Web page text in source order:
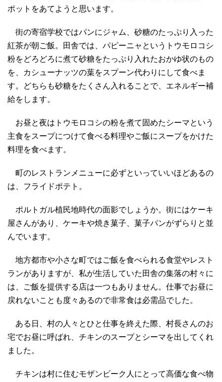
ポットをあてようと思います。
街の寄宿学校ではパンにジャム、砂糖のたっぷり入った
紅茶が朝ご飯。田舎では、パピーニャというトウモロコシ
粉をどろどろに煮て砂糖をたっぷり入れたおかゆ状のもの
を、カシューナッツの葉をスプーン代わりにして食べま
す。どちらも砂糖をたくさん入れることで、エネルギー補
給をします。
お昼と夜はトウモロコシの粉を煮て固めたシーマという
主食をスープにつけて食べる料理やご飯にスープをかけた
料理を食べます。
町のレストランメニューに必ずといっていいほどあるの
は、フライドポテト。
ポルトガル植民地時代の面影でしょうか。街にはケーキ
屋さんがあり、ケーキや焼き菓子、菓子パンがずらりと並
んでいます。
地方都市や小さな町ではご飯を食べられる食堂やレスト
ランがありますが、私が生活していた田舎の集落の村々に
は、ご飯を提供する店は一つもありません。仕事でお昼に
戻れないことも度々あるので非常食は必需品でした。
ある日、村の人々とひと仕事を終えた際、村長さんのお
宅でお昼に呼ばれ、チキンのスープとシーマを出してくれ
ました。
チキンは村に住むモザンビーク人にとって高価な食べ物